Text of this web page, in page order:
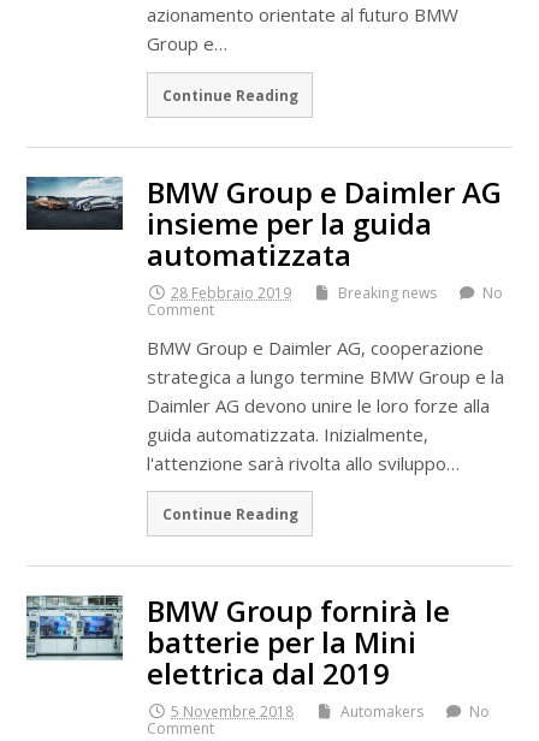
azionamento orientate al futuro BMW
Group e…
Continue Reading
BMW Group e Daimler AG
insieme per la guida
automatizzata
28 Febbraio 2019 Breaking news
No
Comment
BMW Group e Daimler AG, cooperazione
strategica a lungo termine BMW Group e la
Daimler AG devono unire le loro forze alla
guida automatizzata. Inizialmente,
l'attenzione sarà rivolta allo sviluppo…
Continue Reading
BMW Group fornirà le
batterie per la Mini
elettrica dal 2019
5 Novembre 2018 Automakers
No
Comment